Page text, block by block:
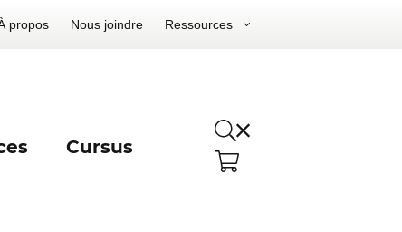
propos Nous joindre Ressources
Cursus